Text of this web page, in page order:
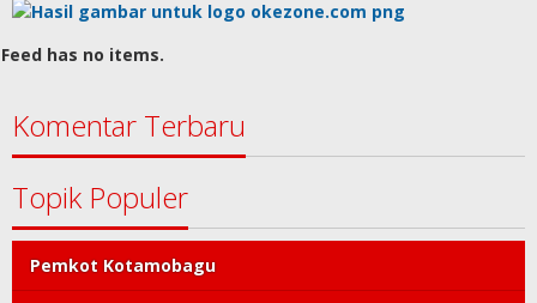
Feed has no items.
Komentar Terbaru
Topik Populer
Pemkot Kotamobagu